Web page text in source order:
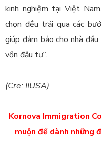
kinh nghiệm tại Việt
chọn đều trải qua các
giúp đảm bảo cho nhà
vốn đầu tư”.
(Cre: IIUSA)
Kornova Immigration
muộn để dành những